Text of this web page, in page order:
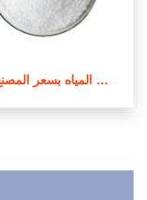
30% باك بولي كلوريد الألومنيوم لمعالجة المياه بسعر المصنع